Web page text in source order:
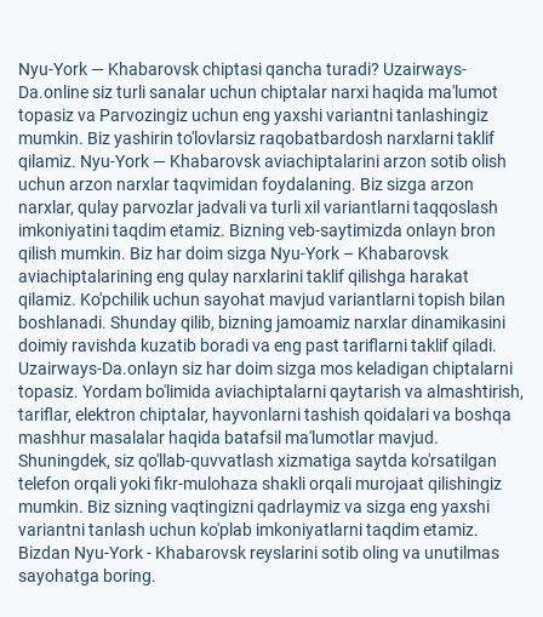
Nyu-York — Khabarovsk chiptasi qancha turadi? Uzairways-
Da.online siz turli sanalar uchun chiptalar narxi haqida ma'lumot
topasiz va Parvozingiz uchun eng yaxshi variantni tanlashingiz
mumkin. Biz yashirin to'lovlarsiz raqobatbardosh narxlarni taklif
qilamiz. Nyu-York — Khabarovsk aviachiptalarini arzon sotib olish
uchun arzon narxlar taqvimidan foydalaning. Biz sizga arzon
narxlar, qulay parvozlar jadvali va turli xil variantlarni taqqoslash
imkoniyatini taqdim etamiz. Bizning veb-saytimizda onlayn bron
qilish mumkin. Biz har doim sizga Nyu-York – Khabarovsk
aviachiptalarining eng qulay narxlarini taklif qilishga harakat
qilamiz. Ko'pchilik uchun sayohat mavjud variantlarni topish bilan
boshlanadi. Shunday qilib, bizning jamoamiz narxlar dinamikasini
doimiy ravishda kuzatib boradi va eng past tariflarni taklif qiladi.
Uzairways-Da.onlayn siz har doim sizga mos keladigan chiptalarni
topasiz. Yordam bo'limida aviachiptalarni qaytarish va almashtirish,
tariflar, elektron chiptalar, hayvonlarni tashish qoidalari va boshqa
mashhur masalalar haqida batafsil ma'lumotlar mavjud.
Shuningdek, siz qo'llab-quvvatlash xizmatiga saytda ko'rsatilgan
telefon orqali yoki fikr-mulohaza shakli orqali murojaat qilishingiz
mumkin. Biz sizning vaqtingizni qadrlaymiz va sizga eng yaxshi
variantni tanlash uchun ko'plab imkoniyatlarni taqdim etamiz.
Bizdan Nyu-York - Khabarovsk reyslarini sotib oling va unutilmas
sayohatga boring.